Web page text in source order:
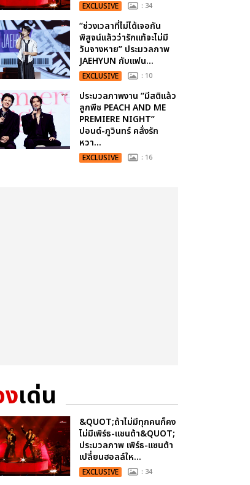
EXCLUSIVE : 34
“ช่วงเวลาที่ไม่ได้เจอกัน
พิสูจน์แล้วว่ารักแท้จะไม่มี
วันจางหาย” ประมวลภาพ
JAEHYUN กับแฟน...
EXCLUSIVE : 10
ประมวลภาพงาน “มีสติแล้ว
ลูกพีช PEACH AND ME
PREMIERE NIGHT”
ปอนด์-ภูวินทร์ คลั่งรัก
หวา...
EXCLUSIVE : 16
เด่น
&QUOT;ถ้าไม่มีทุกคนก็คง
ไม่มีเพิร์ธ-แซนต้า&QUOT;
ประมวลภาพ เพิร์ธ-แซนต้า
เปลี่ยนฮอลล์ให...
EXCLUSIVE : 34